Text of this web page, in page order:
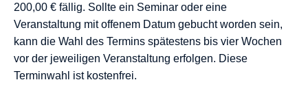
200,00 € fällig. Sollte ein Seminar oder eine
Veranstaltung mit offenem Datum gebucht worden sein,
kann die Wahl des Termins spätestens bis vier Wochen
vor der jeweiligen Veranstaltung erfolgen. Diese
Terminwahl ist kostenfrei.